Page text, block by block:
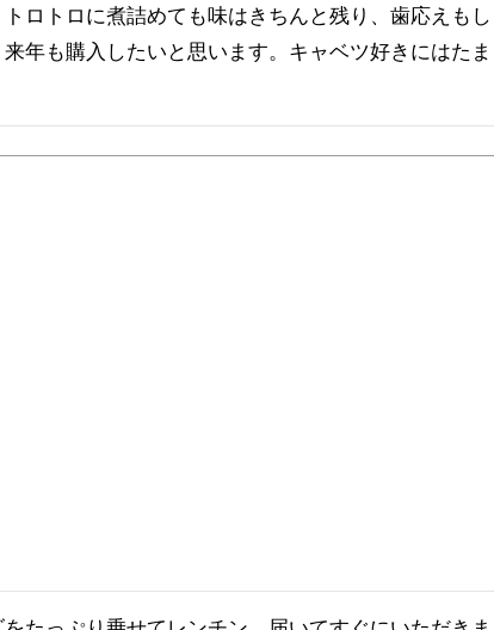
ロトロに煮詰めても味はきちんと残り、歯応えも
年も購入したいと思います。キャベツ好きにはた